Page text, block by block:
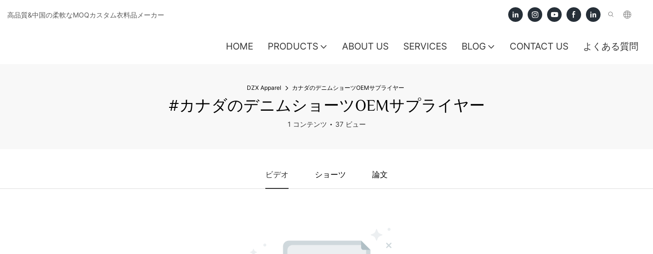
高品質&中国の柔軟なMOQカスタム衣料品メーカー
HOME PRODUCTS ABOUT US SERVICES BLOG CONTACT US よくある質問
DZX Apparel カナダのデニムショーツOEMサプライヤー
#カナダのデニムショーツOEMサプライヤー
1 コンテンツ 37 ビュー
ビデオ ショーツ 論文